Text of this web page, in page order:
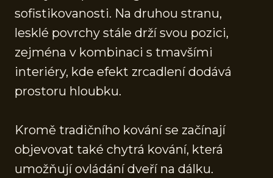
sofistikovanosti. Na druhou stranu,
lesklé povrchy stále drží svou pozici,
zejména v kombinaci s tmavšími
interiéry, kde efekt zrcadlení dodává
prostoru hloubku.
Kromě tradičního kování se začínají
objevovat také chytrá kování, která
umožňují ovládání dveří na dálku.